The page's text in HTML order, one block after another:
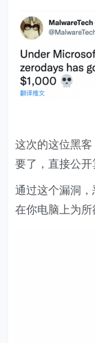
这次的这位黑
要了，直接公开
通过这个漏洞
在你电脑上为所